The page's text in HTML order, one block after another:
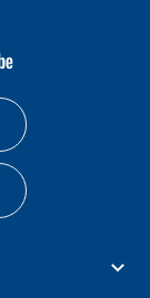
youtube-